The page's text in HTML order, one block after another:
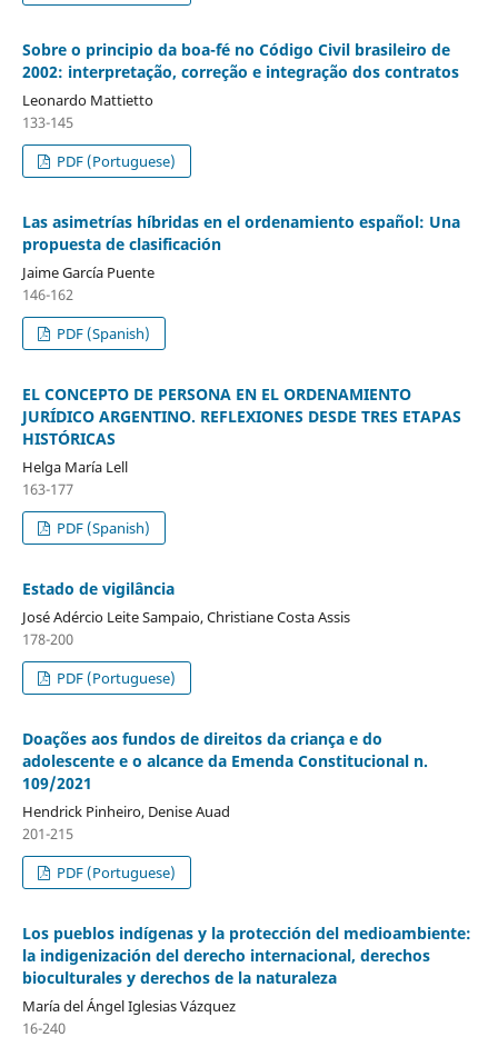
Sobre o principio da boa-fé no Código Civil brasileiro de
2002: interpretação, correção e integração dos contratos
Leonardo Mattietto
133-145
PDF (Portuguese)
Las asimetrías híbridas en el ordenamiento español: Una
propuesta de clasificación
Jaime García Puente
146-162
PDF (Spanish)
EL CONCEPTO DE PERSONA EN EL ORDENAMIENTO
JURÍDICO ARGENTINO. REFLEXIONES DESDE TRES ETAPAS
HISTÓRICAS
Helga María Lell
163-177
PDF (Spanish)
Estado de vigilância
José Adércio Leite Sampaio, Christiane Costa Assis
178-200
PDF (Portuguese)
Doações aos fundos de direitos da criança e do
adolescente e o alcance da Emenda Constitucional n.
109/2021
Hendrick Pinheiro, Denise Auad
201-215
PDF (Portuguese)
Los pueblos indígenas y la protección del medioambiente:
la indigenización del derecho internacional, derechos
bioculturales y derechos de la naturaleza
María del Ángel Iglesias Vázquez
16-240